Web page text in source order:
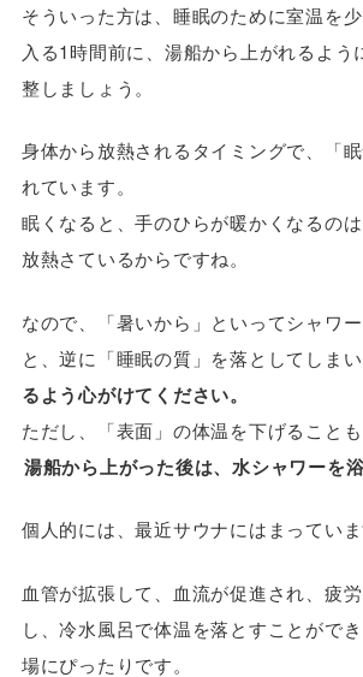
そういった方は、睡眠のために室温を
入る1時間前に、湯船から上がれるよう
整しましょう。
身体から放熱されるタイミングで、「
れています。
眠くなると、手のひらが暖かくなるの
放熱さているからですね。
なので、「暑いから」といってシャワ
と、逆に「睡眠の質」を落としてしまい
るよう心がけてください。
ただし、「表面」の体温を下げることも
湯船から上がった後は、水シャワーを浴
個人的には、最近サウナにはまっていま
血管が拡張して、血流が促進され、疲
し、冷水風呂で体温を落とすことがで
場にぴったりです。